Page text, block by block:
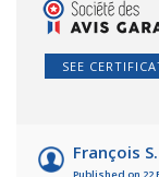
SEE
François S.
Published on 22